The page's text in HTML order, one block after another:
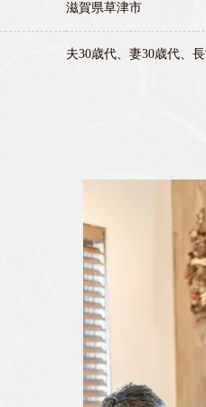
滋賀県草津市
夫30歳代、妻30歳代、